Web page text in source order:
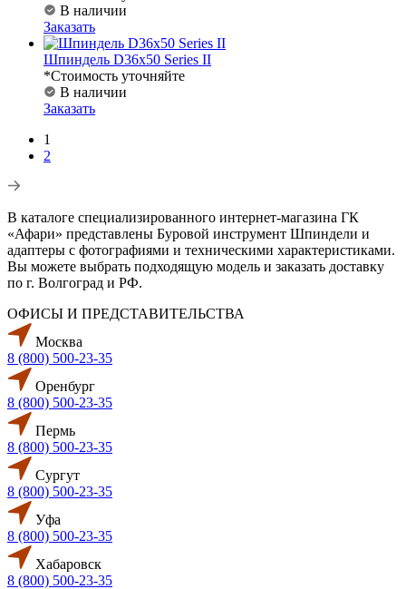
В наличии
Заказать
Шпиндель D36х50 Series II
*Стоимость уточняйте
В наличии
Заказать
1
2
В каталоге специализированного интернет-магазина ГК
«Афари» представлены Буровой инструмент Шпиндели и
адаптеры с фотографиями и техническими характеристиками.
Вы можете выбрать подходящую модель и заказать доставку
по г. Волгоград и РФ.
ОФИСЫ И ПРЕДСТАВИТЕЛЬСТВА
Москва
8 (800) 500-23-35
Оренбург
8 (800) 500-23-35
Пермь
8 (800) 500-23-35
Сургут
8 (800) 500-23-35
Уфа
8 (800) 500-23-35
Хабаровск
8 (800) 500-23-35